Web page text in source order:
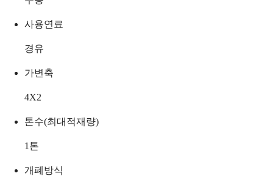
사용연료
경유
가변축
4X2
톤수(최대적재량)
1 톤
개폐방식